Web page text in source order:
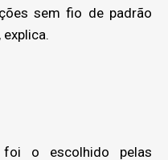
sem fio de padrão
foi o escolhido pelas